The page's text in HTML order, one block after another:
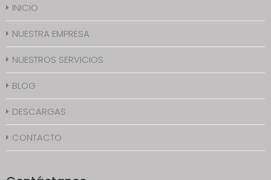
INICIO
NUESTRA EMPRESA
NUESTROS SERVICIOS
BLOG
DESCARGAS
CONTACTO